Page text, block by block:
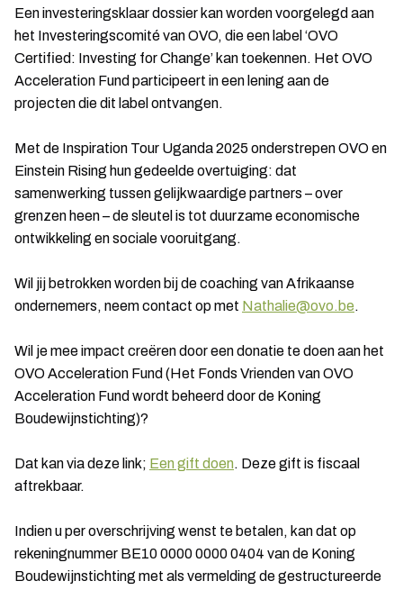
Een investeringsklaar dossier kan worden voorgelegd aan
het Investeringscomité van OVO, die een label ‘OVO
Certified: Investing for Change’ kan toekennen. Het OVO
Acceleration Fund participeert in een lening aan de
projecten die dit label ontvangen.
Met de Inspiration Tour Uganda 2025 onderstrepen OVO en
Einstein Rising hun gedeelde overtuiging: dat
samenwerking tussen gelijkwaardige partners – over
grenzen heen – de sleutel is tot duurzame economische
ontwikkeling en sociale vooruitgang.
Wil jij betrokken worden bij de coaching van Afrikaanse
ondernemers, neem contact op met Nathalie@ovo.be.
Wil je mee impact creëren door een donatie te doen aan het
OVO Acceleration Fund (Het Fonds Vrienden van OVO
Acceleration Fund wordt beheerd door de Koning
Boudewijnstichting)?
Dat kan via deze link; Een gift doen. Deze gift is fiscaal
aftrekbaar.
Indien u per overschrijving wenst te betalen, kan dat op
rekeningnummer BE10 0000 0000 0404 van de Koning
Boudewijnstichting met als vermelding de gestructureerde